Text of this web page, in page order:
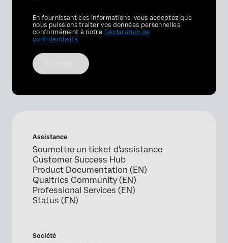
Privacy
Optin
En fournissant ces informations, vous acceptez que
nous puissions traiter vos données personnelles
conformément à notre Déclaration de
confidentialité
Assistance
Soumettre un ticket d'assistance
Customer Success Hub
Product Documentation (EN)
Qualtrics Community (EN)
Professional Services (EN)
Status (EN)
Société